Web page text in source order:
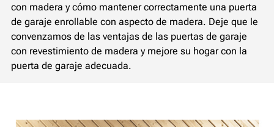
con madera y cómo mantener correctamente una puerta
de garaje enrollable con aspecto de madera. Deje que le
convenzamos de las ventajas de las puertas de garaje
con revestimiento de madera y mejore su hogar con la
puerta de garaje adecuada.